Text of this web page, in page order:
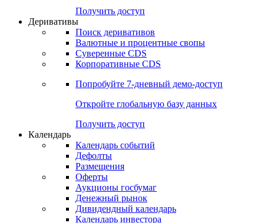
Попробуйте7-дневный
Откройте глобальную базу данных
Получить доступ
Деривативы
Валютные и процентные свопы
Корпоративные CDS
Попробуйте7-дневный
Откройте глобальную базу данных
Получить доступ
Календарь
Календарь событий
Дефолты
Размещения
Оферты